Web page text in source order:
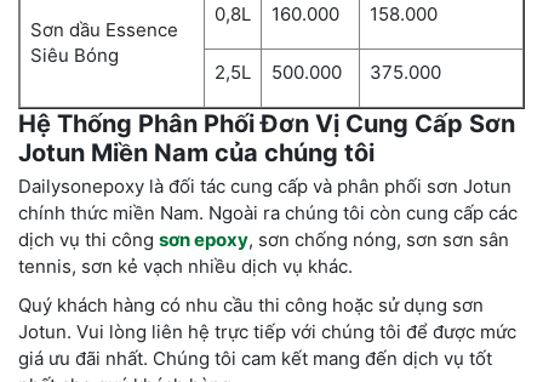
Sơn dầu Essence
Siêu Bóng
0,8L 160.000 158.000
2,5L 500.000 375.000
Hệ Thống Phân Phối Đơn Vị Cung Cấp Sơn
Jotun Miền Nam của chúng tôi
Dailysonepoxy là đối tác cung cấp và phân phối sơn Jotun
chính thức miền Nam. Ngoài ra chúng tôi còn cung cấp các
dịch vụ thi công sơn epoxy, sơn chống nóng, sơn sơn sân
tennis, sơn kẻ vạch nhiều dịch vụ khác.
Quý khách hàng có nhu cầu thi công hoặc sử dụng sơn
Jotun. Vui lòng liên hệ trực tiếp với chúng tôi để được mức
giá ưu đãi nhất. Chúng tôi cam kết mang đến dịch vụ tốt